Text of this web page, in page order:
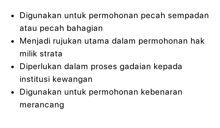
Digunakan untuk permohonan pecah sempadan
atau pecah bahagian
Menjadi rujukan utama dalam permohonan hak
milik strata
Diperlukan dalam proses gadaian kepada
institusi kewangan
Digunakan untuk permohonan kebenaran
merancang